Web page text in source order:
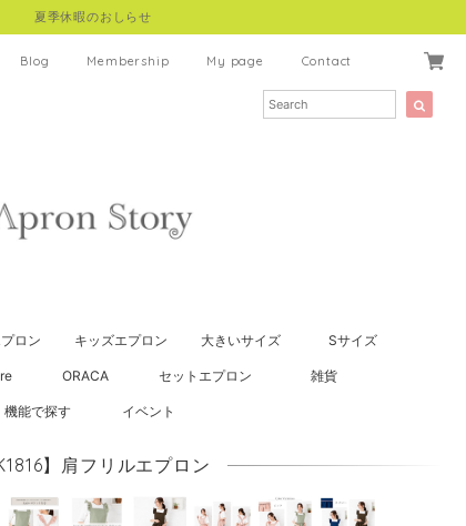
夏季休暇のおしらせ
Blog Membership My page Contact
ロン キッズエプロン 大きいサイズ Sサイズ
ORACA セットエプロン 雑貨
機能で探す イベント
K1816】肩フリルエプロン